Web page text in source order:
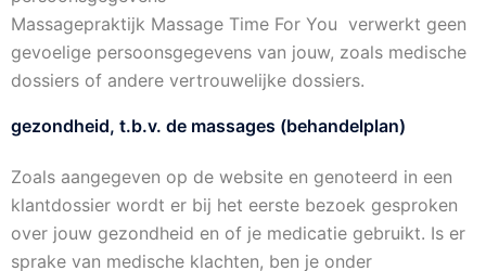
Massagepraktijk Massage Time For You verwerkt geen
gevoelige persoonsgegevens van jouw, zoals medische
dossiers of andere vertrouwelijke dossiers.
gezondheid, t.b.v. de massages (behandelplan)
Zoals aangegeven op de website en genoteerd in een
klantdossier wordt er bij het eerste bezoek gesproken
over jouw gezondheid en of je medicatie gebruikt. Is er
sprake van medische klachten, ben je onder